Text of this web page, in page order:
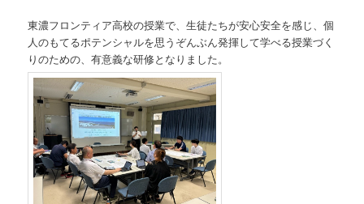
東濃フロンティア高校の授業で、生徒たちが安心安全を感じ、個
人のもてるポテンシャルを思うぞんぶん発揮して学べる授業づく
りのための、有意義な研修となりました。